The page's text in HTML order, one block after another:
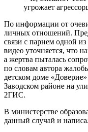
угрожает
По информации от
личных отношений.
связи с парнем одной
видео уточняется, что
а жертва пыталась
по словам автора
детском доме
Заводском районе на
2ГИС.
В министерстве
данный случай и